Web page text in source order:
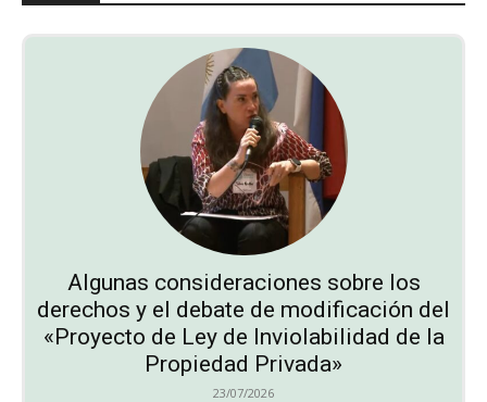
Algunas consideraciones sobre los
derechos y el debate de modificación del
«Proyecto de Ley de Inviolabilidad de la
Propiedad Privada»
23/07/2026